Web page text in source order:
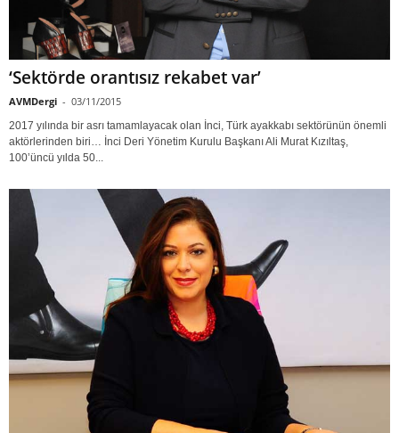
‘Sektörde orantısız rekabet var’
AVMDergi - 03/11/2015
2017 yılında bir asrı tamamlayacak olan İnci, Türk ayakkabı sektörünün önemli
aktörlerinden biri… İnci Deri Yönetim Kurulu Başkanı Ali Murat Kızıltaş,
100’üncü yılda 50...